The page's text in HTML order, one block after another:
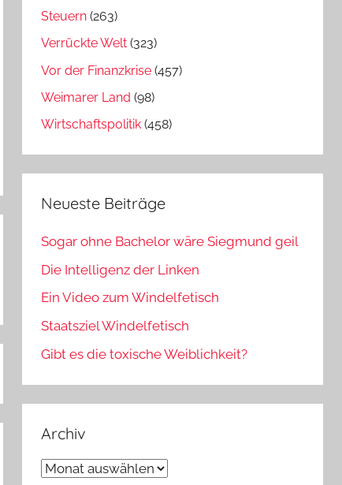
Steuern (263)
Verrückte Welt (323)
Vor der Finanzkrise (457)
Weimarer Land (98)
Wirtschaftspolitik (458)
Neueste Beiträge
Sogar ohne Bachelor wäre Siegmund geil
Die Intelligenz der Linken
Ein Video zum Windelfetisch
Staatsziel Windelfetisch
Gibt es die toxische Weiblichkeit?
Archiv
Archiv